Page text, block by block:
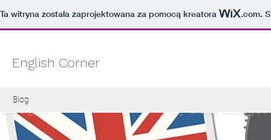
Ta witryna została zaprojektowana za pomocą kreatora .com.
English Corner
Blog